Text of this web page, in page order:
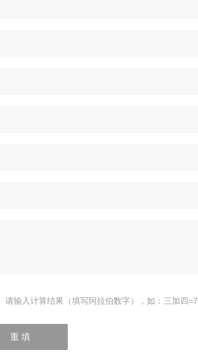
请输入计算结果（填写阿拉伯数字），如：三加四=7